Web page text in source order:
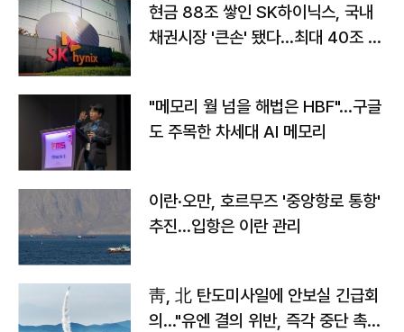
현금 88조 쌓인 SK하이닉스, 국내
채권시장 '큰손' 됐다…최대 40조 투
"메모리 월 넘을 해법은 HBF"…구글
도 주목한 차세대 AI 메모리
이란·오만, 호르무즈 '중앙항로 통항'
추진…입항은 이란 관리
靑, 北 탄도미사일에 안보실 긴급회
의…"유엔 결의 위반, 즉각 중단 촉